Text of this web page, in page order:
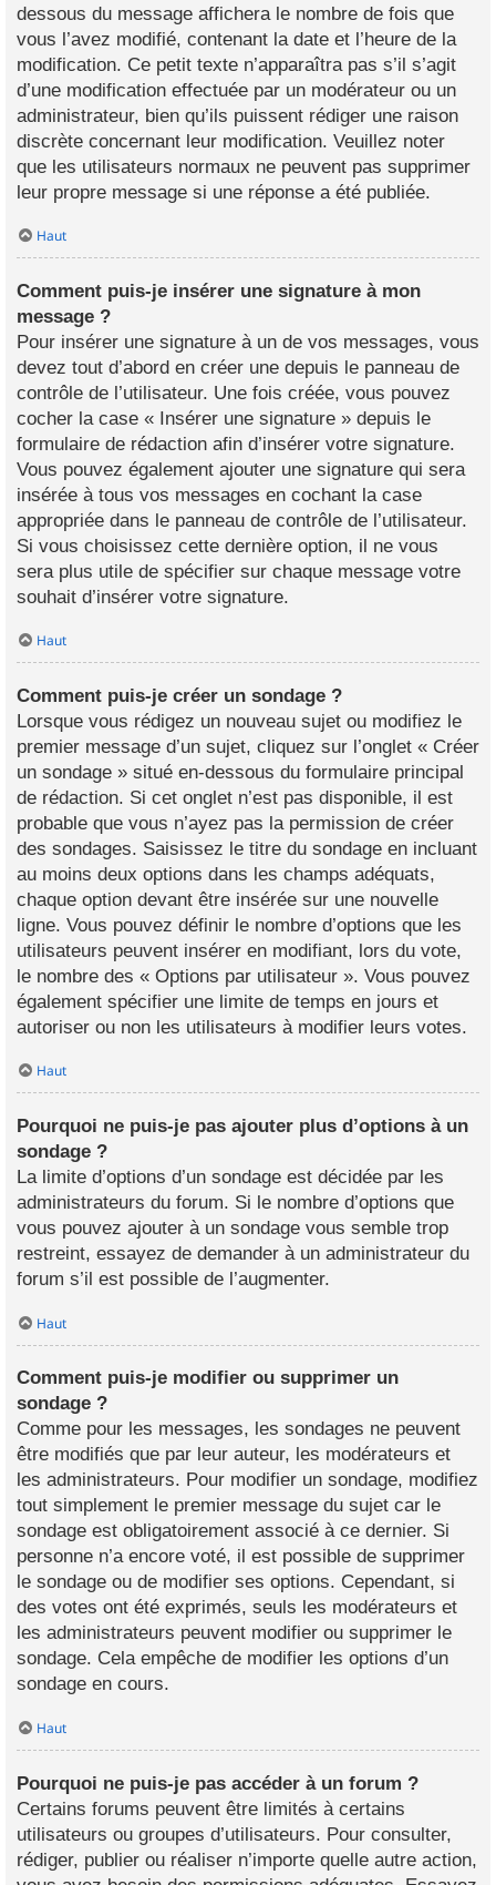
dessous du message affichera le nombre de fois que
vous l’avez modifié, contenant la date et l’heure de la
modification. Ce petit texte n’apparaîtra pas s’il s’agit
d’une modification effectuée par un modérateur ou un
administrateur, bien qu’ils puissent rédiger une raison
discrète concernant leur modification. Veuillez noter
que les utilisateurs normaux ne peuvent pas supprimer
leur propre message si une réponse a été publiée.
Haut
Comment puis-je insérer une signature à mon
message ?
Pour insérer une signature à un de vos messages, vous
devez tout d’abord en créer une depuis le panneau de
contrôle de l’utilisateur. Une fois créée, vous pouvez
cocher la case « Insérer une signature » depuis le
formulaire de rédaction afin d’insérer votre signature.
Vous pouvez également ajouter une signature qui sera
insérée à tous vos messages en cochant la case
appropriée dans le panneau de contrôle de l’utilisateur.
Si vous choisissez cette dernière option, il ne vous
sera plus utile de spécifier sur chaque message votre
souhait d’insérer votre signature.
Haut
Comment puis-je créer un sondage ?
Lorsque vous rédigez un nouveau sujet ou modifiez le
premier message d’un sujet, cliquez sur l’onglet « Créer
un sondage » situé en-dessous du formulaire principal
de rédaction. Si cet onglet n’est pas disponible, il est
probable que vous n’ayez pas la permission de créer
des sondages. Saisissez le titre du sondage en incluant
au moins deux options dans les champs adéquats,
chaque option devant être insérée sur une nouvelle
ligne. Vous pouvez définir le nombre d’options que les
utilisateurs peuvent insérer en modifiant, lors du vote,
le nombre des « Options par utilisateur ». Vous pouvez
également spécifier une limite de temps en jours et
autoriser ou non les utilisateurs à modifier leurs votes.
Haut
Pourquoi ne puis-je pas ajouter plus d’options à un
sondage ?
La limite d’options d’un sondage est décidée par les
administrateurs du forum. Si le nombre d’options que
vous pouvez ajouter à un sondage vous semble trop
restreint, essayez de demander à un administrateur du
forum s’il est possible de l’augmenter.
Haut
Comment puis-je modifier ou supprimer un
sondage ?
Comme pour les messages, les sondages ne peuvent
être modifiés que par leur auteur, les modérateurs et
les administrateurs. Pour modifier un sondage, modifiez
tout simplement le premier message du sujet car le
sondage est obligatoirement associé à ce dernier. Si
personne n’a encore voté, il est possible de supprimer
le sondage ou de modifier ses options. Cependant, si
des votes ont été exprimés, seuls les modérateurs et
les administrateurs peuvent modifier ou supprimer le
sondage. Cela empêche de modifier les options d’un
sondage en cours.
Haut
Pourquoi ne puis-je pas accéder à un forum ?
Certains forums peuvent être limités à certains
utilisateurs ou groupes d’utilisateurs. Pour consulter,
rédiger, publier ou réaliser n’importe quelle autre action,